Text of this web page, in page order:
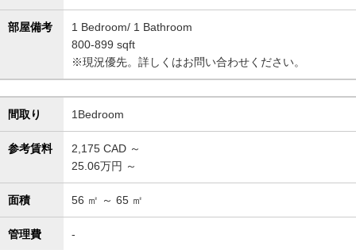
部屋備考
1 Bedroom/ 1 Bathroom
800-899 sqft
※現況優先。詳しくはお問い合わせください。
間取り 1Bedroom
参考賃料 2,175 CAD ～
25.06万円 ～
面積 56 ㎡ ～ 65 ㎡
管理費 -